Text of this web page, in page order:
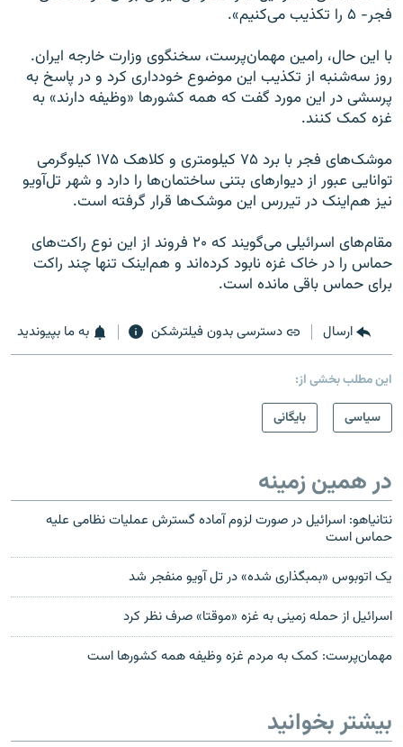
فجر- ۵ را تکذیب می‌کنیم».
با این حال، رامین مهمان‌پرست، سخنگوی وزارت خارجه ایران.
روز سه‌شنبه از تکذیب این موضوع خودداری کرد و در پاسخ به
پرسشی در این مورد گفت که همه کشورها «وظیفه دارند» به
غزه کمک کنند.
موشک‌های فجر با برد ۷۵ کیلومتری و کلاهک ۱۷۵ کیلوگرمی
توانایی عبور از دیوارهای بتنی ساختمان‌ها را دارد و شهر تل‌آویو
نیز هم‌اینک در تیررس این موشک‌ها قرار گرفته‌ است.
مقام‌های اسرائیلی می‌گویند که ۲۰ فروند از این نوع راکت‌های
حماس را در خاک غزه نابود کرده‌اند و هم‌اینک تنها چند راکت
برای حماس باقی مانده‌ است.
ارسال دسترسی بدون فیلترشکن به ما بپیوندید
این مطلب بخشی از:
سیاسی
بایگانی
در همین زمینه
نتانیاهو: اسرائیل در صورت لزوم آماده گسترش عملیات نظامی علیه
حماس است
یک اتوبوس «بمبگذاری شده» در تل آویو منفجر شد
اسرائیل از حمله زمینی به غزه «موقتا» صرف نظر کرد
مهمان‌پرست: کمک به مردم غزه وظیفه همه کشورها است
بیشتر بخوانید